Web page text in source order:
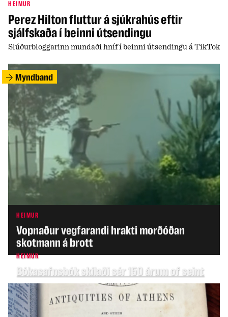
HEIMUR
Perez Hilton fluttur á sjúkrahús eftir
sjálfskaða í beinni útsendingu
Slúðurbloggarinn mundaði hníf í beinni útsendingu á TikTok
Myndband
HEIMUR
Vopnaður vegfarandi hrakti morðóðan
skotmann á brott
HEIMUR
Bókasafnsbók skilaði sér 150 árum of seint